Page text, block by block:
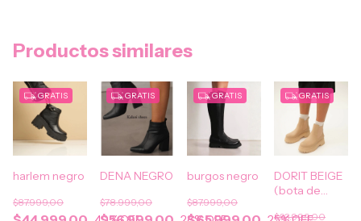
Productos similares
GRATIS
harlem negro
$87.999,00
GRATIS
DENA NEGRO
$78.999,00
GRATIS
burgos negro
$87.999,00
GRATIS
DORIT BEIGE
(bota de
$63.999,00